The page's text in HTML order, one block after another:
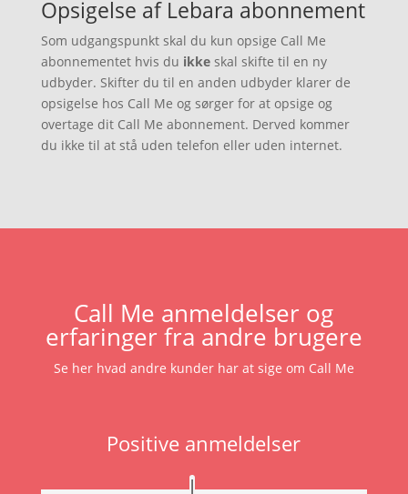
Opsigelse af Lebara abonnement
Som udgangspunkt skal du kun opsige Call Me
abonnementet hvis du ikkeskal skifte til en ny
udbyder. Skifter du til en anden udbyder klarer de
opsigelse hos Call Me og sørger for at opsige og
overtage dit Call Me abonnement. Derved kommer
du ikke til at stå uden telefon eller uden internet.
Call Me anmeldelser og
erfaringer fra andre brugere
Se her hvad andre kunder har at sige om Call Me
Positive anmeldelser